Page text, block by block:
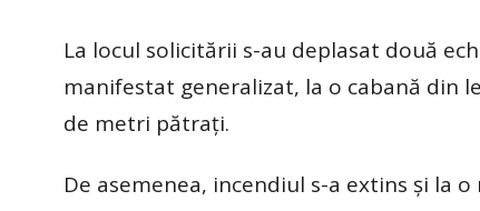
La locul solicitării s-au deplasat două
manifestat generalizat, la o cabană din
de metri pătrați.
De asemenea, incendiul s-a extins și la